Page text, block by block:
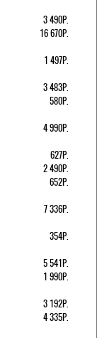
3 490Р.
16 670Р.
1 497Р.
3 483Р.
580Р.
4 990Р.
627Р.
2 490Р.
652Р.
7 336Р.
354Р.
5 541Р.
1 990Р.
3 192Р.
4 335Р.